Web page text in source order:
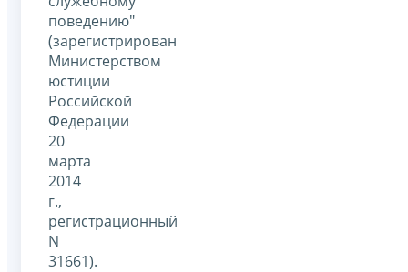
поведению"
(зарегистрирован
Министерством
юстиции
Российской
Федерации
20
марта
2014
г.,
регистрационный
N
31661).